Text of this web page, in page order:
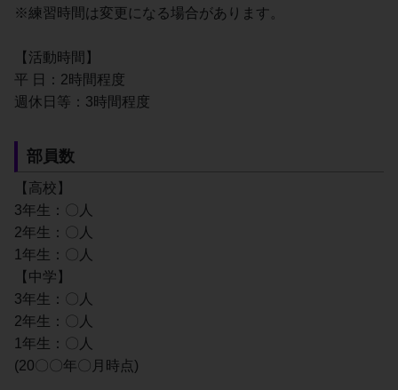
※練習時間は変更になる場合があります。
【活動時間】
平 日：2時間程度
週休日等：3時間程度
部員数
【高校】
3年生：〇人
2年生：〇人
1年生：〇人
【中学】
3年生：〇人
2年生：〇人
1年生：〇人
(20〇〇年〇月時点)